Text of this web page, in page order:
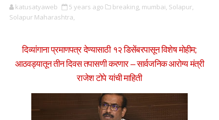
katusatyaweb 5 years ago breaking, mumbai, Solapur,
Solapur Maharashtra,
दिव्यांगाना प्रमाणपत्र देण्यासाठी १२ डिसेंबरपासून विशेष मोहीम;
आठवड्यातून तीन दिवस तपासणी करणार – सार्वजनिक आरोग्य मंत्री
राजेश टोपे यांची माहिती